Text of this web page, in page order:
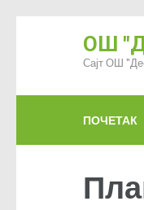
ОШ
Сајт ОШ
ПОЧЕТАК